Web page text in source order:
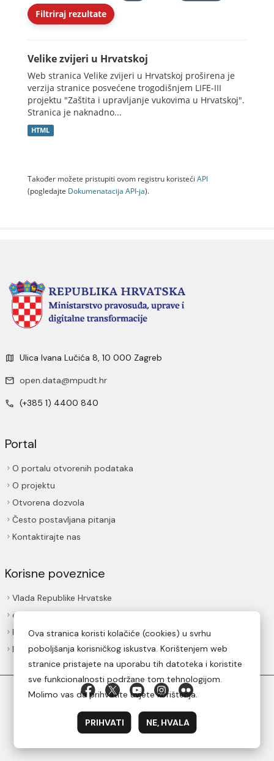
Filtriraj rezultate
Velike zvijeri u Hrvatskoj
Web stranica Velike zvijeri u Hrvatskoj proširena je
verzija stranice posvećene trogodišnjem LIFE-III
projektu "Zaštita i upravljanje vukovima u Hrvatskoj".
Stranica je naknadno...
HTML
Također možete pristupiti ovom registru koristeći API
(pogledajte Dokumenаtаcijа API-jа).